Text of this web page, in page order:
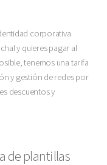
corporativa
y quieres pagar al
tenemos una tarifa
y gestión de redes por
descuentos y
de plantillas